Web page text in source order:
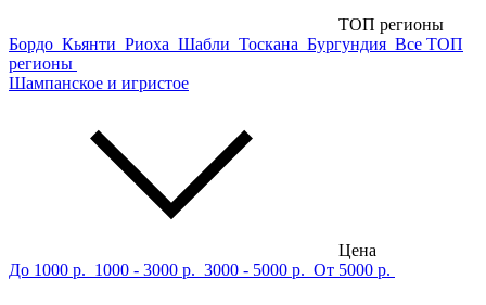
ТОП регионы
Бордо Кьянти Риоха Шабли Тоскана Бургундия Все ТОП
регионы
Шампанское и игристое
Цена
До 1000 р. 1000 - 3000 р. 3000 - 5000 р. От 5000 р.